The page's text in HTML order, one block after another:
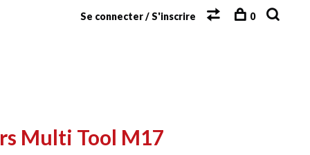
Se connecter / S'inscrire 0
Multi Tool M17